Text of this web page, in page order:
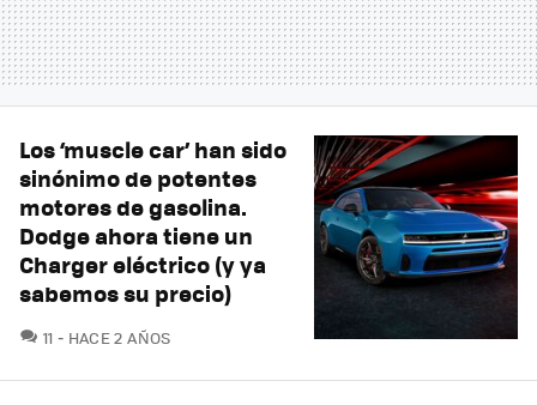
Los ‘muscle car’ han sido
sinónimo de potentes
motores de gasolina.
Dodge ahora tiene un
Charger eléctrico (y ya
sabemos su precio)
11 COMENTARIOS
HACE 2 AÑOS